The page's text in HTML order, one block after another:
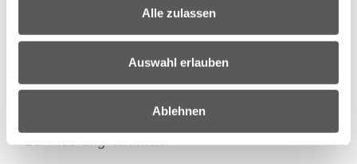
Alle zulassen
Auswahl erlauben
Ablehnen
Erkrankungen die dadurch ausgelöst werden
können: Entzündungen des Kehldeckels (mit der
Gefahr des Erstickens), eitrige
Hörverlust bzw. geistiger und körperlicher
Behinderung kommen.